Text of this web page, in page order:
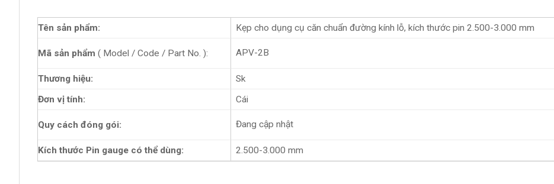
Tên sản phẩm: Kẹp cho dụng cụ căn chuẩn đường kính lỗ, kích thước pin 2.500-3.000 mm
Mã sản phẩm ( Model / Code / Part No. ): APV-2B
Thương hiệu:
Sk
Đơn vị tính:
Cái
Quy cách đóng gói: Đang cập nhật
Kích thước Pin gauge có thể dùng: 2.500-3.000 mm